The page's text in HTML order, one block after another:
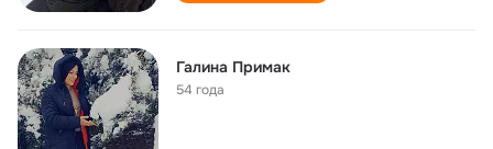
Галина Примак
54 года